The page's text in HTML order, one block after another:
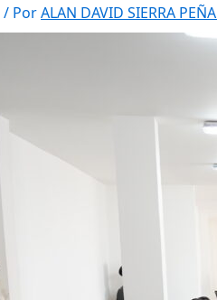
/ PorALAN DAVID SIERRA PEÑA